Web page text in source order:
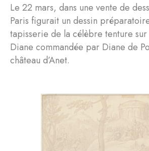
Le 22 mars, dans une vente de
Paris figurait un dessin
tapisserie de la célèbre tenture sur
Diane commandée par Diane de
château d’Anet.